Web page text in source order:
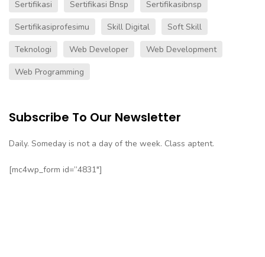
Sertifikasi
Sertifikasi Bnsp
Sertifikasibnsp
Sertifikasiprofesimu
Skill Digital
Soft Skill
Teknologi
Web Developer
Web Development
Web Programming
Subscribe To Our Newsletter
Daily. Someday is not a day of the week. Class aptent.
[mc4wp_form id=”4831″]